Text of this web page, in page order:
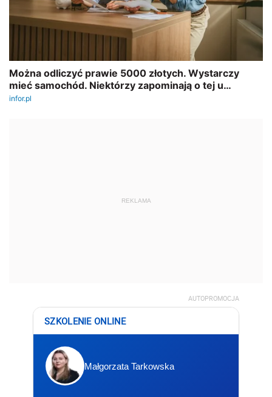
REKLAMA
AUTOPROMOCJA
SZKOLENIE ONLINE
Małgorzata Tarkowska